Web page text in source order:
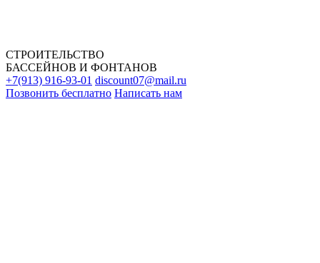
СТРОИТЕЛЬСТВО
БАССЕЙНОВ И ФОНТАНОВ
+7(913) 916-93-01 discount07@mail.ru
Позвонить бесплатно Написать нам